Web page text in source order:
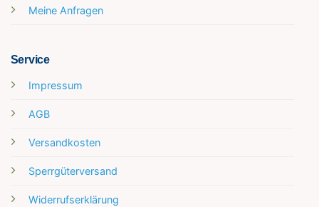
Meine Anfragen
Service
Impressum
AGB
Versandkosten
Sperrgüterversand
Widerrufserklärung